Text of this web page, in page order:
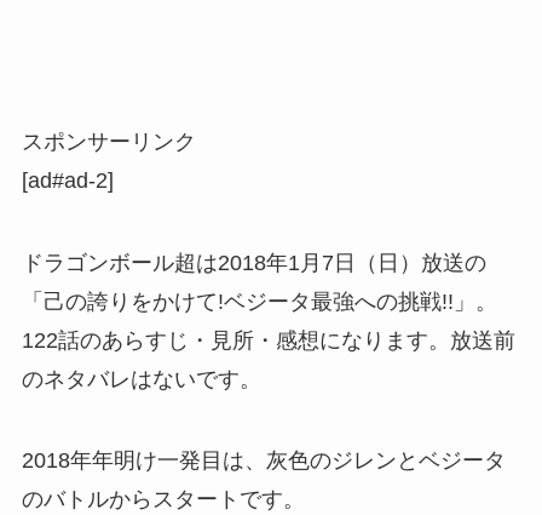
スポンサーリンク
[ad#ad-2]
ドラゴンボール超は2018年1月7日（日）放送の
「己の誇りをかけて!ベジータ最強への挑戦!!」。
122話のあらすじ・見所・感想になります。放送前
のネタバレはないです。
2018年年明け一発目は、灰色のジレンとベジータ
のバトルからスタートです。